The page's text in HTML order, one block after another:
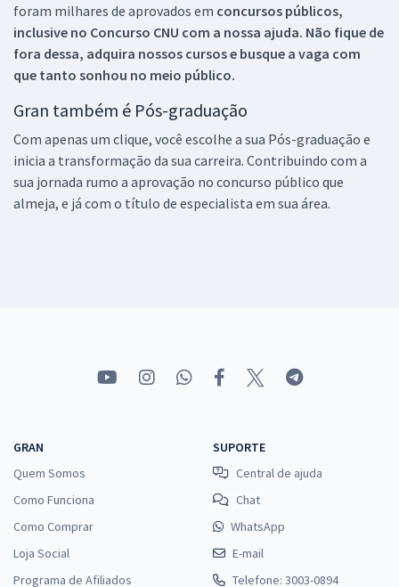
foram milhares de aprovados em concursos públicos,
inclusive no Concurso CNU com a nossa ajuda. Não fique de
fora dessa, adquira nossos cursos e busque a vaga com
que tanto sonhou no meio público.
Gran também é Pós-graduação
Com apenas um clique, você escolhe a sua Pós-graduação e
inicia a transformação da sua carreira. Contribuindo com a
sua jornada rumo a aprovação no concurso público que
almeja, e já com o título de especialista em sua área.
GRAN
Quem Somos
Como Funciona
Como Comprar
Loja Social
Programa de Afiliados
SUPORTE
Central de ajuda
Chat
WhatsApp
E-mail
Telefone: 3003-0894